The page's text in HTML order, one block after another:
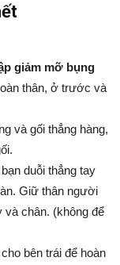
giảm mỡ bụng
thân, ở trước và
và gối thẳng hàng,
duỗi thẳng tay
Giữ thân người
và chân. (không để
bên trái để hoàn